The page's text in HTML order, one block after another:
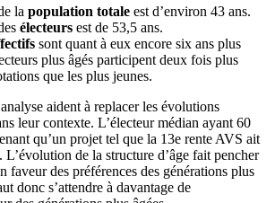
la population totale est d’environ 43 ans.
électeurs est de 53,5 ans.
sont quant à eux encore six ans plus
plus âgés participent deux fois plus
que les plus jeunes.
aident à replacer les évolutions
leur contexte. L’électeur médian ayant 60
qu’un projet tel que la 13e rente AVS ait
de la structure d’âge fait pencher
faveur des préférences des générations plus
donc s’attendre à davantage de